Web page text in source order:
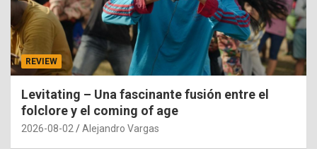
REVIEW
Levitating – Una fascinante fusión entre el
folclore y el coming of age
2026-08-02 Alejandro Vargas